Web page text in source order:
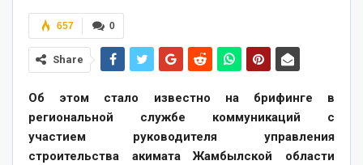
0
657
Share
Об этом стало известно на брифинге в
региональной службе коммуникаций с
участием руководителя управления
строительства акимата Жамбылской области